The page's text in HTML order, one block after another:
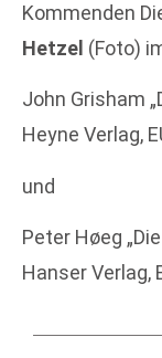
Kommenden
Hetzel (Foto)
John Grisham
Heyne Verlag,
und
Peter Høeg
Hanser Verlag,